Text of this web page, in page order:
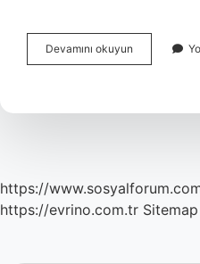
Devamını okuyun
Eskiden
https://
https://evrino.com.tr Sitemap